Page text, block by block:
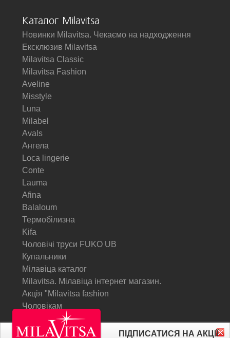
Каталог Milavitsa
Новинки Milavitsa. Чекаємо на надходження
Ексклюзив Milavitsa
Milavitsa Classic
Milavitsa Fashion
Aveline
Misstyle
Luna
Milabel
Avals
Ангела
Loca lingerie
Conte
Lauma
Afina
Balaloum
Термобілизна
Kifa
Чоловічі труси FUKO UB
Купальники
Мілавіца каталог
Milavitsa. Мілавіца інтернет магазин.
Акція "Milavitsa fashion
Чоловікам
ПІДПИСАТИСЯ НА АКЦІЇ
© Milavitsa.